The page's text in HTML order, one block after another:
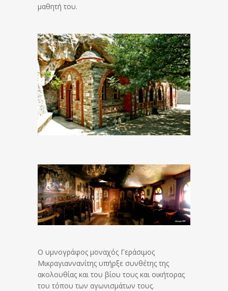
μαθητή του.
Ο υμνογράφος μοναχός Γεράσιμος
Μικραγιαννανίτης υπήρξε συνθέτης της
ακολουθίας και του βίου τους και οικήτορας
του τόπου των αγωνισμάτων τους.